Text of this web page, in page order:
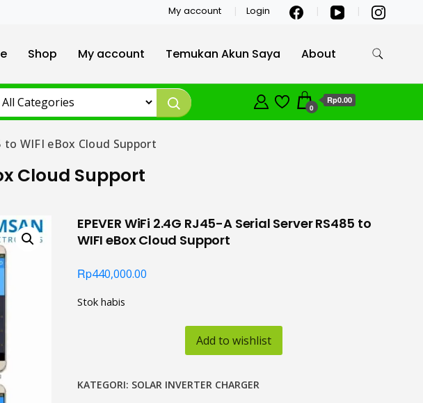
My account Login
Shop My account Temukan Akun Saya About
0
Rp0.00
to WIFI eBox Cloud Support
Cloud Support
EPEVER WiFi 2.4G RJ45-A Serial Server RS485 to
WIFI eBox Cloud Support
Rp440,000.00
Stok habis
Add to wishlist
KATEGORI: SOLAR INVERTER CHARGER